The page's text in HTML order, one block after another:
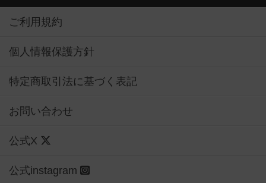
ご利用規約
個人情報保護方針
特定商取引法に基づく表記
お問い合わせ
公式X
公式instagram